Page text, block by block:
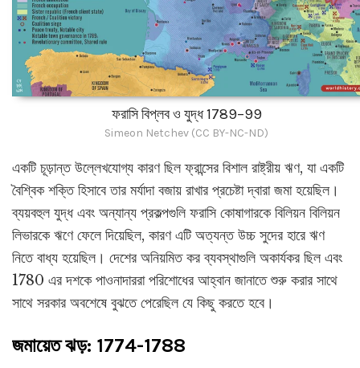
ফরাসি বিপ্লব ও যুদ্ধ 1789–99
Simeon Netchev (CC BY-NC-ND)
একটি চূড়ান্ত উল্লেখযোগ্য কারণ ছিল ফ্রান্সের বিশাল রাষ্ট্রীয় ঋণ, যা একটি
বৈশ্বিক শক্তি হিসাবে তার মর্যাদা বজায় রাখার প্রচেষ্টা দ্বারা জমা হয়েছিল।
ব্যয়বহুল যুদ্ধ এবং অন্যান্য প্রকল্পগুলি ফরাসি কোষাগারকে বিলিয়ন বিলিয়ন
লিভারকে ঋণে ফেলে দিয়েছিল, কারণ এটি অত্যন্ত উচ্চ সুদের হারে ঋণ
নিতে বাধ্য হয়েছিল। দেশের অনিয়মিত কর ব্যবস্থাগুলি অকার্যকর ছিল এবং
1780 এর দশকে পাওনাদাররা পরিশোধের আহ্বান জানাতে শুরু করার সাথে
সাথে সরকার অবশেষে বুঝতে পেরেছিল যে কিছু করতে হবে।
জমায়েত ঝড়: 1774-1788